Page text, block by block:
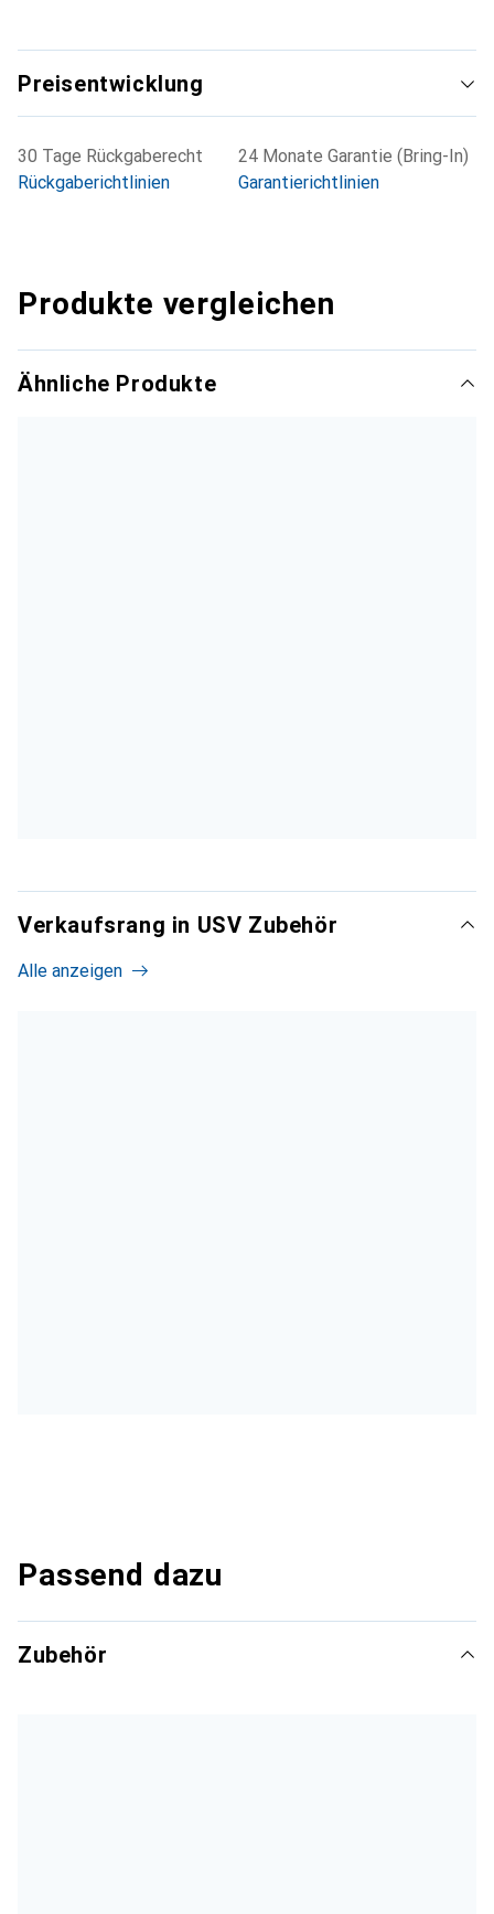
Efficiency zur Verfügung. Beinhaltet: Installationsanleitung,
verriegelbares Netzkabel, Rack-Montagehalterungen,
Sicherheitsanleitung, serielles Konfigurationskabel.
Preisentwicklung
30 Tage Rückgaberecht
Rückgaberichtlinien
24 Monate Garantie (Bring-In)
Garantierichtlinien
Produkte vergleichen
Ähnliche Produkte
Verkaufsrang in USV Zubehör
Alle anzeigen
Passend dazu
Zubehör